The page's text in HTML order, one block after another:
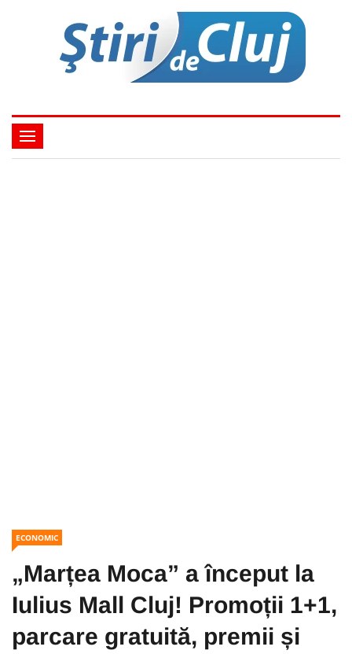
ECONOMIC
„Marțea Moca” a început la
Iulius Mall Cluj! Promoții 1+1,
parcare gratuită, premii și